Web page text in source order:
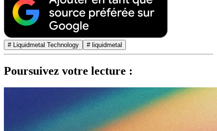
# Liquidmetal Technology # liquidmetal
Poursuivez votre lecture :